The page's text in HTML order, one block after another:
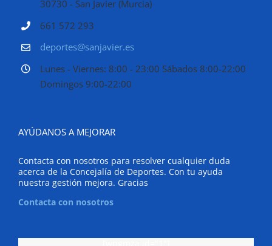
30730 - San Javier (Murcia)
661 572 293
deportes@sanjavier.es
Lunes - Viernes: 8:00 - 23:00 Sábados 8:00-22:00
Domingos 9:00-22:00
AYÚDANOS A MEJORAR
Contacta con nosotros para resolver cualquier duda
acerca de la Concejalía de Deportes. Con tu ayuda
nuestra gestión mejora. Gracias
Contacta con nosotros